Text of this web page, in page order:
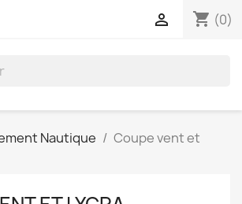
shopping_cart (0)

Nautique
Coupe vent et